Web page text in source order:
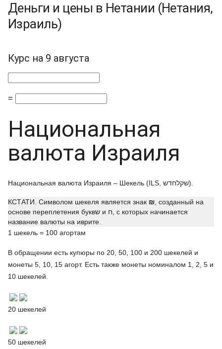
Деньги и цены в Нетании (Нетания,
Израиль)
Курс на 9 августа
=
Национальная
валюта Израиля
Национальная валюта Израиля – Шекель (ILS, שקלחדש).
КСТАТИ. Символом шекеля является знак ₪ , созданный на
основе переплетения буквש и ח, с которых начинается
название валюты на иврите.
1 шекель = 100 агортам
В обращении есть купюры по 20, 50, 100 и 200 шекелей и
монеты 5, 10, 15 агорт. Есть также монеты номиналом 1, 2, 5 и
10 шекелей.
20 шекелей
50 шекелей